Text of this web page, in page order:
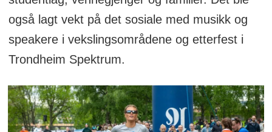
også lagt vekt på det sosiale med musikk og
speakere i vekslingsområdene og etterfest i
Trondheim Spektrum.